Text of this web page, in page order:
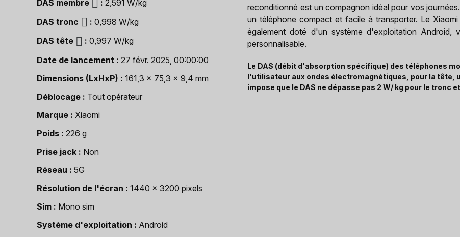
DAS membre
2,591 W/kg
DAS tronc
0,998 W/kg
DAS tête
0,997 W/kg
Date de lancement
27 févr. 2025, 00:00:00
Dimensions (LxHxP)
161,3 x 75,3 x 9,4 mm
Déblocage
Tout opérateur
Marque
Xiaomi
Poids
226 g
Prise jack
Non
Réseau
5G
Résolution de l'écran
1440 x 3200 pixels
Sim
Mono sim
Système d'exploitation
Android
reconditionné est un compagnon idéal pour vos
un téléphone compact et facile à transporter. Le
également doté d'un système d'exploitation Android,
personnalisable.
Le DAS (débit d'absorption spécifique) des téléphones
l'utilisateur aux ondes électromagnétiques, pour la tête,
impose que le DAS ne dépasse pas 2 W/ kg pour le tronc